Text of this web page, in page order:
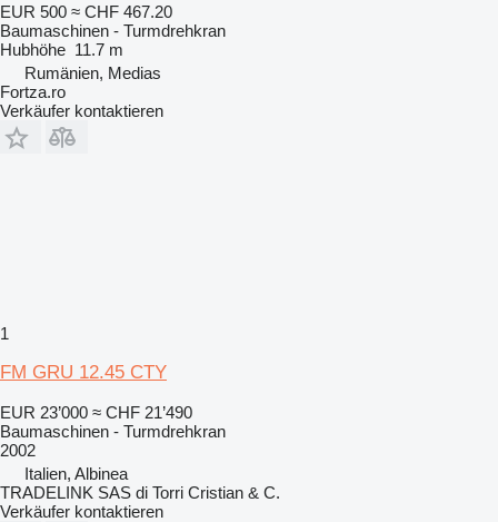
EUR 500 ≈ CHF 467.20
Baumaschinen - Turmdrehkran
Hubhöhe 11.7 m
Rumänien, Medias
Fortza.ro
Verkäufer kontaktieren
1
FM GRU 12.45 CTY
EUR 23’000 ≈ CHF 21’490
Baumaschinen - Turmdrehkran
2002
Italien, Albinea
TRADELINK SAS di Torri Cristian & C.
Verkäufer kontaktieren